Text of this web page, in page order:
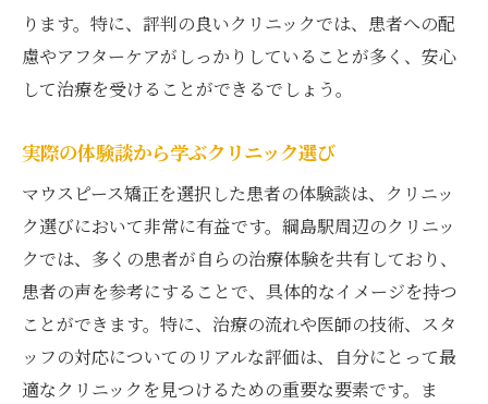
ります。特に、評判の良いクリニックでは、患者への配
慮やアフターケアがしっかりしていることが多く、安心
して治療を受けることができるでしょう。
実際の体験談から学ぶクリニック選び
マウスピース矯正を選択した患者の体験談は、クリニッ
ク選びにおいて非常に有益です。綱島駅周辺のクリニッ
クでは、多くの患者が自らの治療体験を共有しており、
患者の声を参考にすることで、具体的なイメージを持つ
ことができます。特に、治療の流れや医師の技術、スタ
ッフの対応についてのリアルな評価は、自分にとって最
適なクリニックを見つけるための重要な要素です。ま